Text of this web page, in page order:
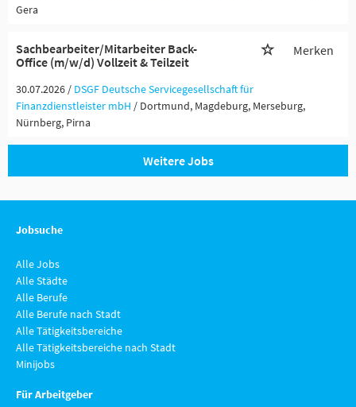
Gera
Sachbearbeiter/Mitarbeiter Back-
Office (m/w/d) Vollzeit & Teilzeit
Merken
30.07.2026 / DSGF Deutsche Servicegesellschaft für
Finanzdienstleister mbH / Dortmund, Magdeburg, Merseburg,
Nürnberg, Pirna
Weitere Jobs
Jobsuche
Alle Jobs
Alle Städte
Alle Berufe
Alle Berufe nach Stadt
Alle Tätigkeitsbereiche
Alle Tätigkeitsbereiche nach Stadt
Minijobs
Für Arbeitgeber